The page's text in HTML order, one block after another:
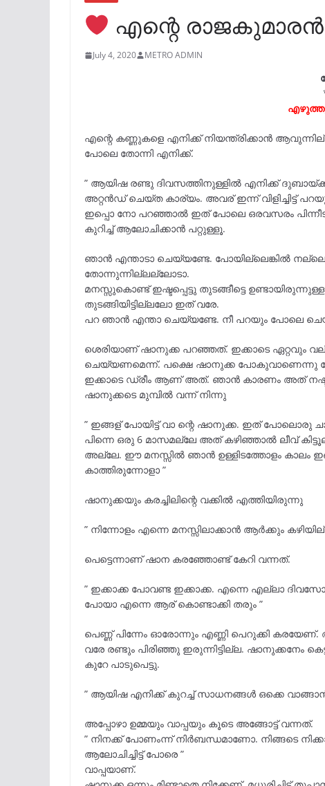
എന്റെ രാജകുമാരൻ
July 4, 2020 METRO ADMIN
എന്റെ കണ്ണുകളെ എനിക്ക് നിയന്ത്രിക്കാൻ
പോലെ തോന്നി എനിക്ക്.
” ആയിഷ രണ്ടു ദിവസത്തിനുള്ളിൽ എനിക്ക്
അറ്റൻഡ് ചെയ്ത കാര്യം. അവര് ഇന്ന് വിളിച്ചിട്ട്
ഇപ്പൊ നോ പറഞ്ഞാൽ ഇത് പോലെ ഒരവസരം പിന്നീട്
കുറിച്ച് ആലോചിക്കാൻ പറ്റുള്ളൂ.
ഞാൻ എന്താടാ ചെയ്യണ്ടേ. പോയില്ലെങ്കിൽ
തോന്നുന്നില്ലല്ലോടാ.
മനസ്സുകൊണ്ട് ഇഷ്ടപ്പെട്ടു തുടങ്ങീട്ടെ
തുടങ്ങിയിട്ടില്ലലോ ഇത് വരേ.
പറ ഞാൻ എന്താ ചെയ്യണ്ടേ. നീ പറയും പോലെ
ശെരിയാണ് ഷാനുക്ക പറഞ്ഞത്. ഇക്കാടെ ഏറ്റവും
ചെയ്യണമെന്ന്. പക്ഷെ ഷാനുക്ക പോകുവാണെന്നു
ഇക്കാടെ ഡ്രീം ആണ് അത്. ഞാൻ കാരണം അത്
ഷാനുക്കടെ മുമ്പിൽ വന്ന് നിന്നു
” ഇങ്ങള് പോയിട്ട് വാ ന്റെ ഷാനുക്ക. ഇത് പോലൊരു
പിന്നെ ഒരു 6 മാസമല്ലേ അത് കഴിഞ്ഞാൽ ലീവ്
അല്ലേ. ഈ മനസ്സിൽ ഞാൻ ഉള്ളിടത്തോളം കാലം
കാത്തിരുന്നോളാ ”
ഷാനുക്കയും കരച്ചിലിന്റെ വക്കിൽ എത്തിയിരുന്നു
” നിന്നോളം എന്നെ മനസ്സിലാക്കാൻ ആർക്കും
പെട്ടെന്നാണ് ഷാന കരഞ്ഞോണ്ട് കേറി വന്നത്.
” ഇക്കാക്ക പോവണ്ട ഇക്കാക്ക. എന്നെ എല്ലാ
പോയാ എന്നെ ആര് കൊണ്ടാക്കി തരും ”
പെണ്ണ് പിന്നേം ഓരോന്നും എണ്ണി പെറുക്കി
വരേ രണ്ടും പിരിഞ്ഞു ഇരുന്നിട്ടില്ല. ഷാനുക്കനേം
കുറേ പാടുപെട്ടു.
” ആയിഷ എനിക്ക് കുറച്ച് സാധനങ്ങൾ ഒക്കെ
അപ്പോഴാ ഉമ്മയും വാപ്പയും കൂടെ അങ്ങോട്ട്‌ വന്നത്.
” നിനക്ക് പോണംന്ന് നിർബന്ധമാണോ. നിങ്ങടെ
ആലോചിച്ചിട്ട് പോരെ ”
വാപ്പയാണ്.